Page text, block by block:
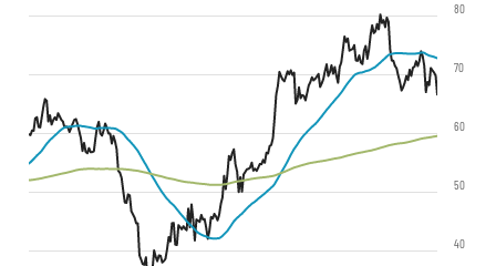
40
50
60
70
80